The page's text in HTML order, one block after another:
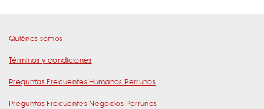
Quiénes somos
Términos y condiciones
Preguntas Frecuentes Humanos Perrunos
Preguntas Frecuentes Negocios Perrunos